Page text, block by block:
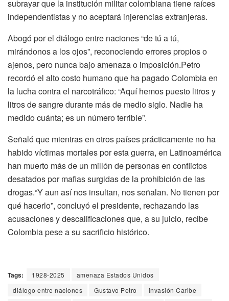
subrayar que la institución militar colombiana tiene raíces
independentistas y no aceptará injerencias extranjeras.
Abogó por el diálogo entre naciones “de tú a tú,
mirándonos a los ojos”, reconociendo errores propios o
ajenos, pero nunca bajo amenaza o imposición.Petro
recordó el alto costo humano que ha pagado Colombia en
la lucha contra el narcotráfico: “Aquí hemos puesto litros y
litros de sangre durante más de medio siglo. Nadie ha
medido cuánta; es un número terrible”.
Señaló que mientras en otros países prácticamente no ha
habido víctimas mortales por esta guerra, en Latinoamérica
han muerto más de un millón de personas en conflictos
desatados por mafias surgidas de la prohibición de las
drogas.“Y aun así nos insultan, nos señalan. No tienen por
qué hacerlo”, concluyó el presidente, rechazando las
acusaciones y descalificaciones que, a su juicio, recibe
Colombia pese a su sacrificio histórico.
Tags: 1928-2025
amenaza Estados Unidos
diálogo entre naciones
Gustavo Petro invasión Caribe